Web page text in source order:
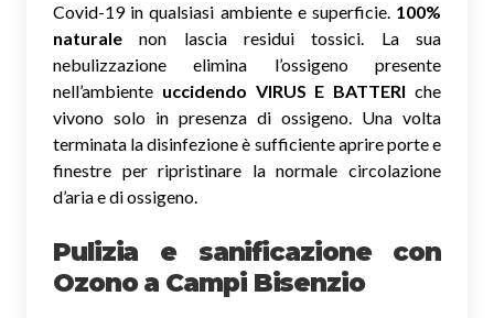
Covid-19 in qualsiasi ambiente e superficie. 100%
naturale non lascia residui tossici. La sua
nebulizzazione elimina l’ossigeno presente
nell’ambiente uccidendo VIRUS E BATTERI che
vivono solo in presenza di ossigeno. Una volta
terminata la disinfezione è sufficiente aprire porte e
finestre per ripristinare la normale circolazione
d’aria e di ossigeno.
Pulizia e sanificazione con
Ozono a Campi Bisenzio